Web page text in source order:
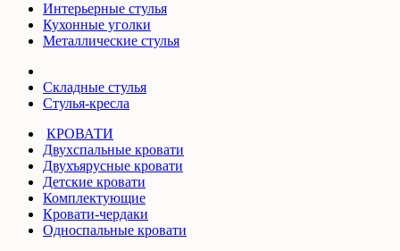
Интерьерные стулья
Кухонные уголки
Металлические стулья
Складные стулья
Стулья-кресла
КРОВАТИ
Двухспальные кровати
Двухъярусные кровати
Детские кровати
Комплектующие
Кровати-чердаки
Односпальные кровати